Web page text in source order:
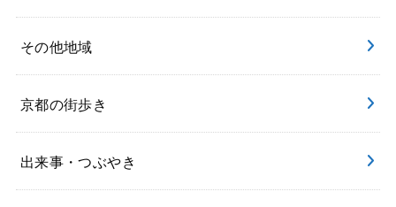
その他地域
京都の街歩き
出来事・つぶやき